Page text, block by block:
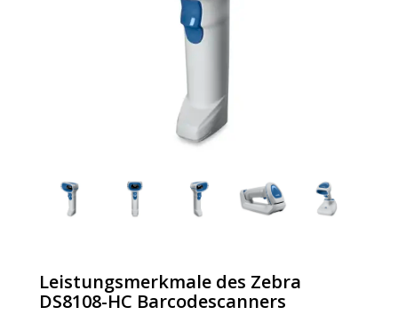
Leistungsmerkmale des Zebra
DS8108-HC Barcodescanners